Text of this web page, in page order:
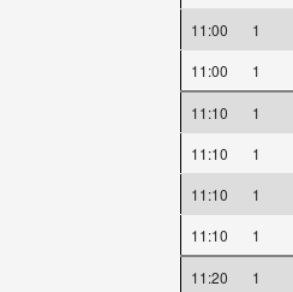
11:00
1
11:00
1
11:10 1
11:10
1
11:10
1
11:10
1
11:20 1